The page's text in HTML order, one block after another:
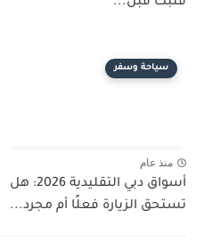
قلبك قبل...
سياحة وسفر
منذ عام
أسواق دبي التقليدية 2026: هل
تستحق الزيارة فعلًا أم مجرد...